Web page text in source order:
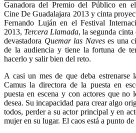
Ganadora del Premio del Público en
Cine De Guadalajara 2013 y cinta
Fernando Luján en el Festival
2013, Tercera Llamada, la segunda cinta
devastadora Quemar las Naveses una
de la audiencia y tiene la fortuna de
hacerlo y salir bien del reto.
A casi un mes de que deba estrenarse
Camus la directora de la puesta en
puesta en escena y con actores que no
desea. Su incapacidad para crear algo
todos, perder a su actor principal y en
mujer en su lugar. El caos está a punto de